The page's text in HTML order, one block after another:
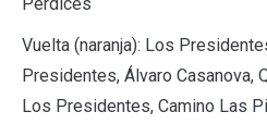
Vuelta (naranja): Los
Presidentes, Álvaro Casanova,
Los Presidentes, Camino Las